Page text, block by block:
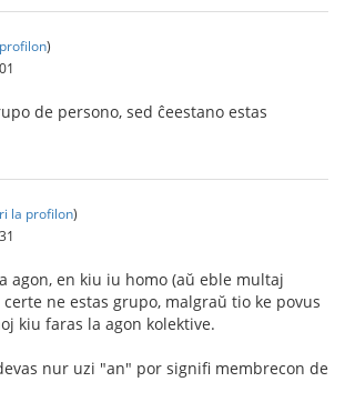
)
de persono, sed ĉeestano estas
la profilon)
agon, en kiu iu homo (aŭ eble multaj
certe ne estas grupo, malgraŭ tio ke povus
kiu faras la agon kolektive.
nur uzi "an" por signifi membrecon de